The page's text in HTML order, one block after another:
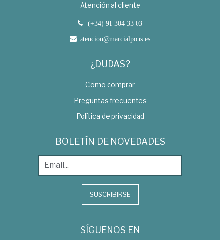
Atención al cliente
(+34) 91 304 33 03
atencion@marcialpons.es
¿DUDAS?
Como comprar
Preguntas frecuentes
Política de privacidad
BOLETÍN DE NOVEDADES
SUSCRIBIRSE
SÍGUENOS EN